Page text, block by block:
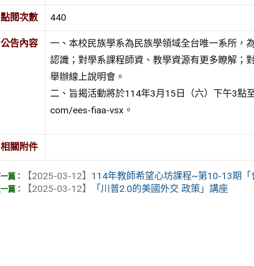
點閱次數 440
公告內容
一、本校民族學系為民族學領域全台唯一系所，
認識；對學系課程師資、教學資源有更多瞭解；
舉辦線上說明會。
二、旨揭活動將於114年3月15日（六）下午3
com/ees-fiaa-vsx。
相關附件
【2025-03-12】 114年教師希望心坊課程~第10-13期「
【2025-03-12】
「川普2.0的美國外交 政策」講座